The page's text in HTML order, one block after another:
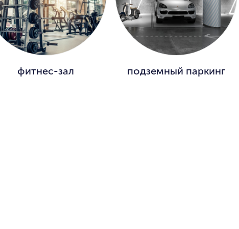
фитнес-зал подземный паркинг